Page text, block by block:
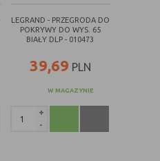
weryfikację
oraz optymalizację
serwisu
informowanie gdy
jest zalogowany, dzięki
może pokazywać
LEGRAND - PRZEGRODA DO
POKRYWY DO WYS. 65
BIAŁY DLP - 010473
39,69 PLN
W MAGAZYNIE
-
+